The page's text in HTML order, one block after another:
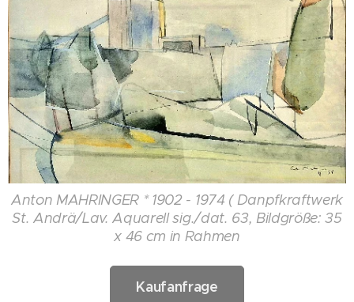
Anton MAHRINGER * 1902 - 1974 ( Danpfkraftwerk
St. Andrä/Lav. Aquarell sig./dat. 63, Bildgröße: 35
x 46 cm in Rahmen
Kaufanfrage